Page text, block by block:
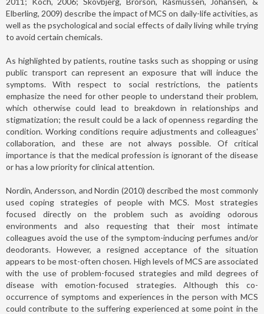
Elberling, 2009) describe the impact of MCS on daily-life activities, as
well as the psychological and social effects of daily living while trying
to avoid certain chemicals.
As highlighted by patients, routine tasks such as shopping or using
public transport can represent an exposure that will induce the
symptoms. With respect to social restrictions, the patients
emphasize the need for other people to understand their problem,
which otherwise could lead to breakdown in relationships and
stigmatization; the result could be a lack of openness regarding the
condition. Working conditions require adjustments and colleagues'
collaboration, and these are not always possible. Of critical
importance is that the medical profession is ignorant of the disease
or has a low priority for clinical attention.
Nordin, Andersson, and Nordin (2010) described the most commonly
used coping strategies of people with MCS. Most strategies
focused directly on the problem such as avoiding odorous
environments and also requesting that their most intimate
colleagues avoid the use of the symptom-inducing perfumes and/or
deodorants. However, a resigned acceptance of the situation
appears to be most-often chosen. High levels of MCS are associated
with the use of problem-focused strategies and mild degrees of
disease with emotion-focused strategies. Although this co-
occurrence of symptoms and experiences in the person with MCS
could contribute to the suffering experienced at some point in the